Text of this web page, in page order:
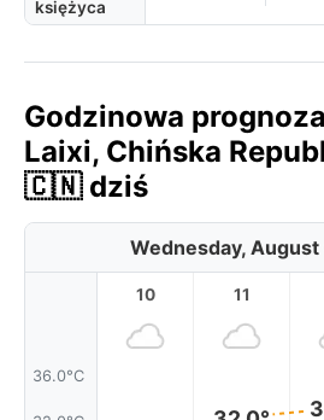
księżyca
Godzinowa
Laixi, Chińska
🇨🇳 dziś
Wednesday,
36.0°C
10 11